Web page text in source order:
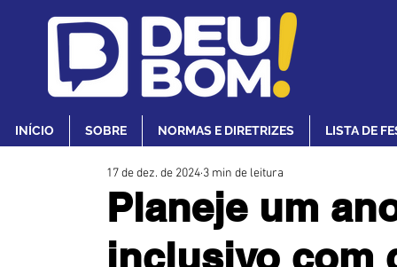
INÍCIO SOBRE NORMAS E DIRETRIZES LISTA DE
Planeje um
inclusivo com
17 de dez. de 2024 3 min de leitura